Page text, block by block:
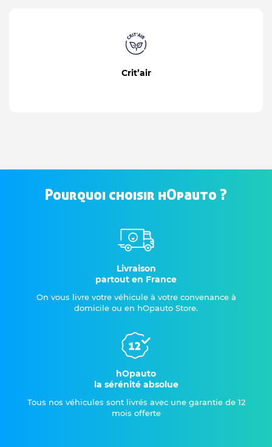
Crit’air
Pourquoi choisir hOpauto ?
Livraison
partout en France
On vous livre votre véhicule à votre convenance à
domicile ou en hOpauto Store.
hOpauto
la sérénité absolue
Tous nos véhicules sont livrés avec une garantie de 12
mois offerte